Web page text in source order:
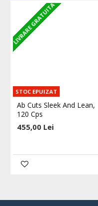
LIVRARE GRATUITA
STOC EPUIZAT
Ab Cuts Sleek And Lean,
120 Cps
455,00 Lei